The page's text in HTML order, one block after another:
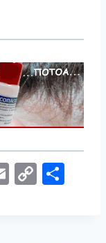
E C